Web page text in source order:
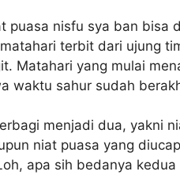
puasa nisfu sya ban bisa
terbit dari ujung
Matahari yang mulai
waktu sahur sudah
menjadi dua, yakni
niat puasa yang
apa sih bedanya